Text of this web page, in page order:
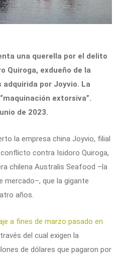
una querella por el delito
Quiroga, exdueño de la
adquirida por Joyvio. La
extorsiva”.
de 2023.
la empresa china Joyvio, filial
conflicto contra Isidoro Quiroga,
chilena Australis Seafood –la
mercado–, que la gigante
años.
a fines de marzo pasado en
del cual exigen la
de dólares que pagaron por